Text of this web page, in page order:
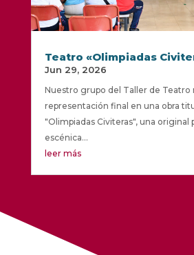
Teatro «Olimpiadas
Jun 29, 2026
Nuestro grupo del Taller de Teatro
representación final en una obra
"Olimpiadas Civiteras", una original
escénica...
leer más